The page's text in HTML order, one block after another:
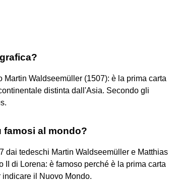
Martin Waldseemüller (1507): è la prima carta
distinta dall'Asia. Secondo gli
famosi al mondo?
dai tedeschi Martin Waldseemüller e Matthias
di Lorena: è famoso perché è la prima carta
il Nuovo Mondo.